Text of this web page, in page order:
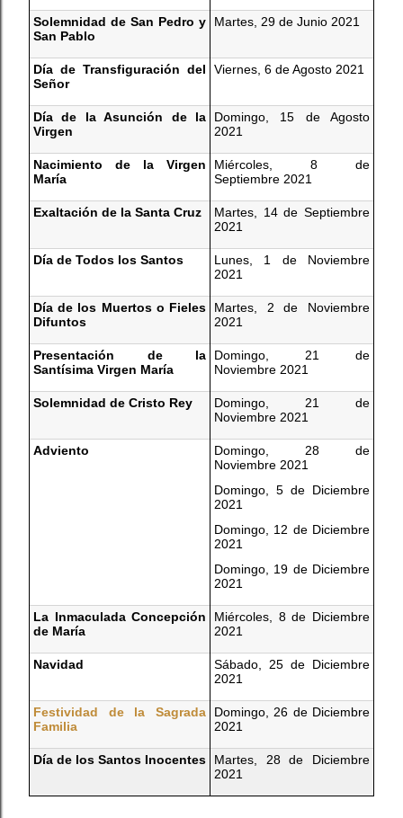
Solemnidad de San Pedro y
San Pablo
Martes, 29 de Junio 2021
Día de Transfiguración del
Señor
Viernes, 6 de Agosto 2021
Día de la Asunción de la
Virgen
Domingo, 15 de Agosto
2021
Nacimiento de la Virgen
María
Miércoles, 8 de
Septiembre 2021
Exaltación de la Santa Cruz
Martes, 14 de Septiembre
2021
Día de Todos los Santos
Lunes, 1 de Noviembre
2021
Día de los Muertos o Fieles
Difuntos
Martes, 2 de Noviembre
2021
Presentación de la
Santísima Virgen María
Domingo, 21 de
Noviembre 2021
Solemnidad de Cristo Rey
Domingo, 21 de
Noviembre 2021
Adviento
Domingo, 28 de
Noviembre 2021
Domingo, 5 de Diciembre
2021
Domingo, 12 de Diciembre
2021
Domingo, 19 de Diciembre
2021
La Inmaculada Concepción
de María
Miércoles, 8 de Diciembre
2021
Navidad
Sábado, 25 de Diciembre
2021
Festividad de la Sagrada
Familia
Domingo, 26 de Diciembre
2021
Día de los Santos Inocentes
Martes, 28 de Diciembre
2021